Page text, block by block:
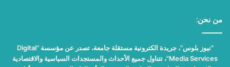
من نحن:
"نيوز بلوس"، جريدة الكترونية مستقلة جامعة، تصدر عن مؤسسة "Digital
Media Services"، تتناول جميع الأحداث والمستجدات السياسية والاقتصادية